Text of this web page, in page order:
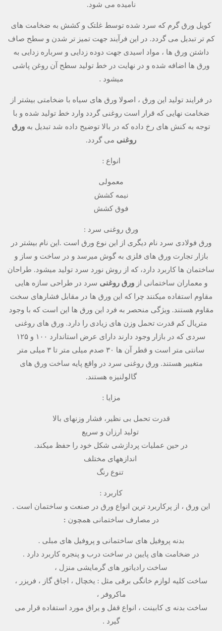
نامیده می شود.
کویل ورق گرم که سرد شده توسط غلتک و کشش به ضخامت های
کم تر تبدیل می گردد. در این فرآیند جهت تمیز تر شدن و سطح صاف
داشتن ورق ها ، مواد اسیدی جهت دوده زدایی و سرباره زدایی به
ورق ها اضافه شده و در نهایت در خط تولید سطح آن روغن پاشی
میشود .
در فرایند تولید این ورق ، اصولا ورق های سیاه با ضخامتی بیشتر از
ضخامت نهایی که قرار است روغنی گردد وارد خط تولید شده و با
توجه به کنش های رخ داده که در بالا توضیح داده شد تبدیل به ورق
روغنی می گردد.
انواع :
معمولی
نیمه کشش
فوق کشش
ورق روغنی سرد :
ورق فولادی سرد نام دیگری از این نوع ورق است .این نام بیشتر در
بازار تجارت ورق ­های فلزی به گوش می­رسد و در ساخت و ساز و
ساختمان­ ها کاربرد دارد، که از روش نورد سرد تولید می­شود. طراحان
و معماران ساختمانی ازورق­ روغنی سرد در طراحی سازه­ هایی
مقاوم استفاده می­کنند چرا که این ورق­ ها در مقابل فشار­های سخت
مقاوم هستند. ویژگی منحصر به فرد این ورق­ ها این است که با وجود
متریال کم قدرت تحمل وزن­ های زیادی را دارد. ورق های روغنی
سردی که در بازار وجود دارند دارای عرض استاندارد ۱۰۰ و ۱۲۵
سانتی متر است و قطر آن ها ۳۰ صدم میلی متر تا ۳ میلی متر
متغییر هستند. ورق­ روغنی سرد در واقع پایه ساخت ورق­ های
گالولنیزه هستند.
مزایا :
قدرت تحمل بی نظیر، فشار وزن­های بالا
تولید ارزان و سریع
در حین عملیات پردازشی شکل خود را حفظ می­کند.
اندازه­های مختلف
تنوع رنگ
کاربرد :
این ورق ، از پرکاربرد ترین انواع ورق در صنعت و ساختمان است .
در مصارف ساختمانی همچون :
بدنه پروفیل های ساختمانی و پروفیل های مبلی .
در ضخامت های پایین در ساخت درب و پنجره کاربرد دارد .
ساخت رادیاتور های گرمایشی منزل ،
ساخت کلیه لوازم خانگی برقی مثل : یخچال ، اجاق گاز ، فریزر ،
ماکروفر ،
ساخت بدنه ی کابینت ، انواع قفل و یراق مورد استفاده قرار می
گیرد .